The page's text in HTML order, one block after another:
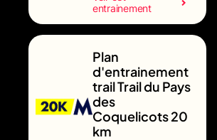
entrainement
Plan
d'entrainement
trail Trail du Pays
des
Coquelicots 20
km